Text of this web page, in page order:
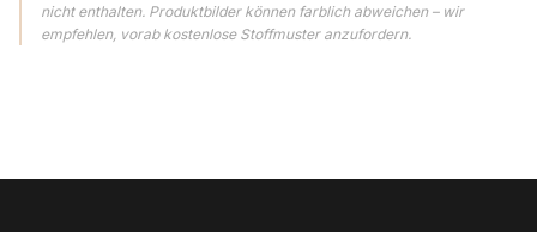
nicht enthalten. Produktbilder können farblich abweichen – wir
empfehlen, vorab kostenlose Stoffmuster anzufordern.